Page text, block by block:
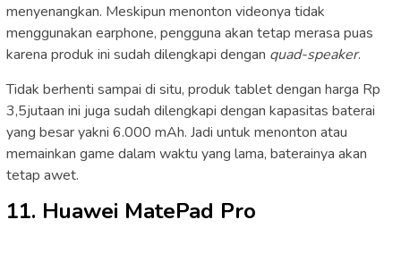
menyenangkan. Meskipun menonton videonya tidak
menggunakan earphone, pengguna akan tetap merasa puas
karena produk ini sudah dilengkapi dengan quad-speaker.
Tidak berhenti sampai di situ, produk tablet dengan harga Rp
3,5jutaan ini juga sudah dilengkapi dengan kapasitas baterai
yang besar yakni 6.000 mAh. Jadi untuk menonton atau
memainkan game dalam waktu yang lama, baterainya akan
tetap awet.
11. Huawei MatePad Pro